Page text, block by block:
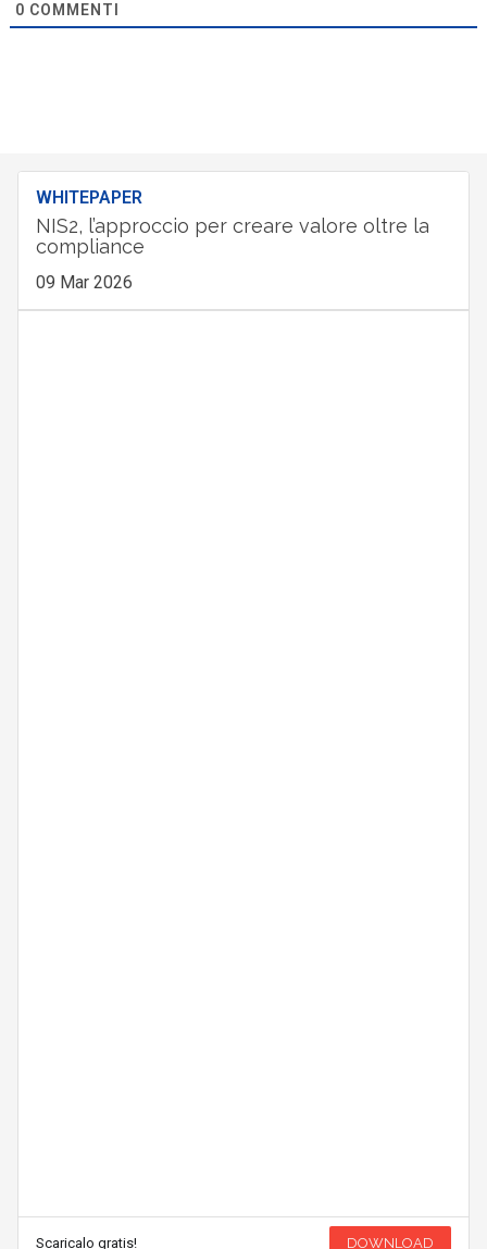
0 COMMENTI
WHITEPAPER
NIS2, l’approccio per creare valore oltre la
compliance
09 Mar 2026
Scaricalo gratis! DOWNLOAD